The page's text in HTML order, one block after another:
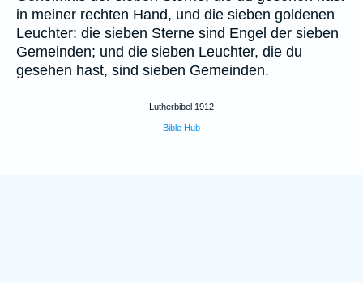
in meiner rechten Hand, und die sieben goldenen
Leuchter: die sieben Sterne sind Engel der sieben
Gemeinden; und die sieben Leuchter, die du
gesehen hast, sind sieben Gemeinden.
Lutherbibel 1912
Bible Hub